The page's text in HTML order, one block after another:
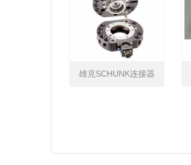
雄克SCHUNK连接器